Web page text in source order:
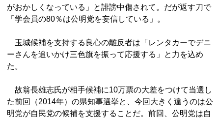
がおかしくなっている」と誹謗中傷されて。だが返す刀で
「学会員の80％は公明党を妄信している」。
玉城候補を支持する良心の離反者は「レンタカーでデニ
ーさんを追いかけ三色旗を振って応援する」と力を込め
た。
故翁長雄志氏が相手候補に10万票の大差をつけて当選し
た前回（2014年）の県知事選挙と、今回大きく違うのは公
明党が自民党の候補を支援することだ。前回、公明党は自